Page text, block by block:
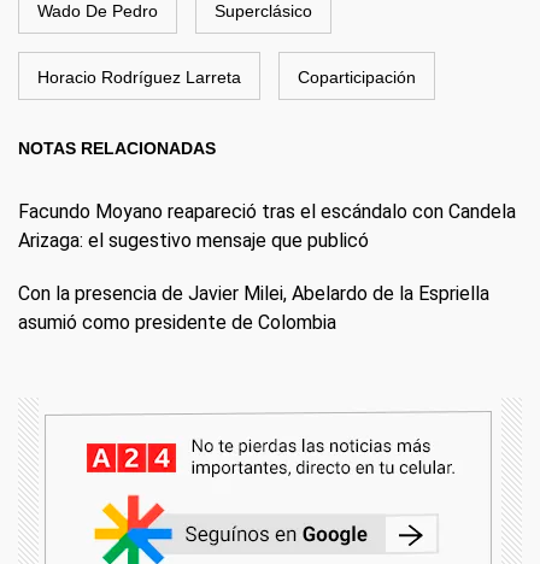
Wado De Pedro Superclásico
Horacio Rodríguez Larreta Coparticipación
NOTAS RELACIONADAS
Facundo Moyano reapareció tras el escándalo con Candela
Arizaga: el sugestivo mensaje que publicó
Con la presencia de Javier Milei, Abelardo de la Espriella
asumió como presidente de Colombia